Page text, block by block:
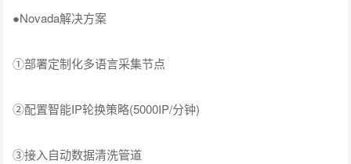
●Novada解决方案
①部署定制化多语言采集节点
②配置智能IP轮换策略(5000IP/分钟)
③接入自动数据清洗管道